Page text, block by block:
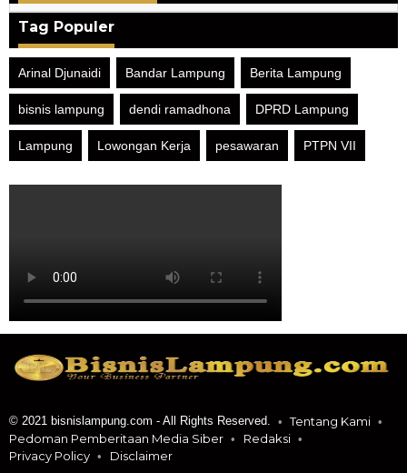
Tag Populer
Arinal Djunaidi Bandar Lampung Berita Lampung
bisnis lampung dendi ramadhona DPRD Lampung
Lampung Lowongan Kerja pesawaran PTPN VII
© 2021 bisnislampung.com - All Rights Reserved.
Tentang Kami
Pedoman Pemberitaan Media Siber
Redaksi
Privacy Policy
Disclaimer